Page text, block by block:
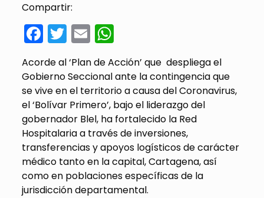
Compartir:
Facebook
Twitter
EmailWhatsApp
Acorde al ‘Plan de Acción’ que despliega el
Gobierno Seccional ante la contingencia que
se vive en el territorio a causa del Coronavirus,
el ‘Bolívar Primero’, bajo el liderazgo del
gobernador Blel, ha fortalecido la Red
Hospitalaria a través de inversiones,
transferencias y apoyos logísticos de carácter
médico tanto en la capital, Cartagena, así
como en poblaciones específicas de la
jurisdicción departamental.